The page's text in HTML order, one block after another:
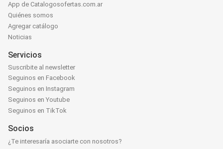
App de Catalogosofertas.com.ar
Quiénes somos
Agregar catálogo
Noticias
Servicios
Suscribite al newsletter
Seguinos en Facebook
Seguinos en Instagram
Seguinos en Youtube
Seguinos en TikTok
Socios
¿Te interesaría asociarte con nosotros?